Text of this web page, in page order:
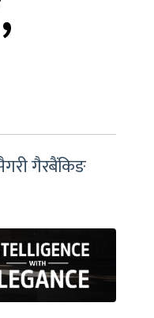
गैरबैंकिङ